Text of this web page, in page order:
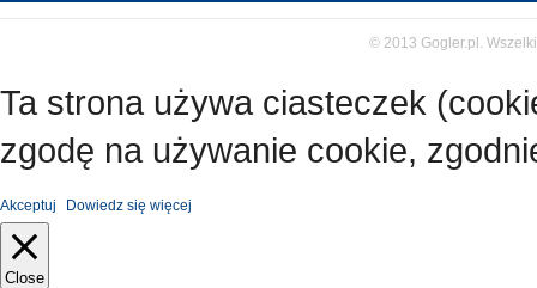
© 2013 Gogler.pl.
Ta strona używa ciasteczek
zgodę na używanie cookie,
Akceptuj Dowiedz się więcej
Close